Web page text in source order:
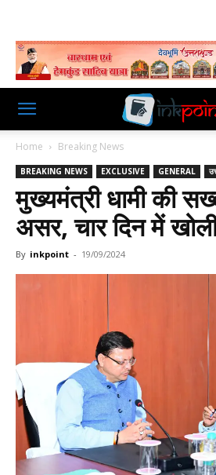
Home Breaking News
BREAKING NEWS EXCLUSIVE GENERAL
मुख्यमंत्री धामी की
असर, चार दिन में
By inkpoint - 19/09/2024